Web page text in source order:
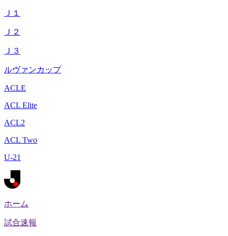
Ｊ１
Ｊ２
Ｊ３
ルヴァンカップ
ACLE
ACL Elite
ACL2
ACL Two
U-21
ホーム
試合速報